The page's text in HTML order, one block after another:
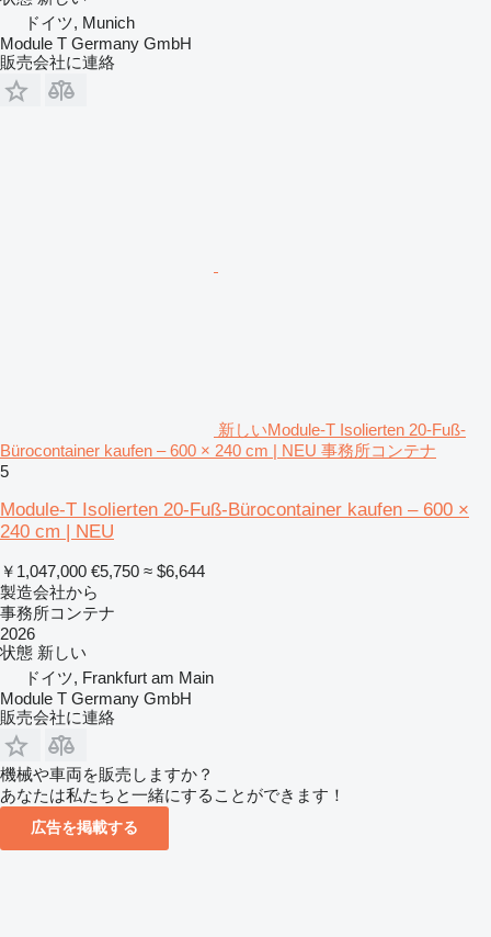
ドイツ, Munich
Module T Germany GmbH
販売会社に連絡
新しいModule-T Isolierten 20-Fuß-
Bürocontainer kaufen – 600 × 240 cm | NEU 事務所コンテナ
5
Module-T Isolierten 20-Fuß-Bürocontainer kaufen – 600 ×
240 cm | NEU
￥1,047,000 €5,750 ≈ $6,644
製造会社から
事務所コンテナ
2026
状態 新しい
ドイツ, Frankfurt am Main
Module T Germany GmbH
販売会社に連絡
機械や車両を販売しますか？
あなたは私たちと一緒にすることができます！
広告を掲載する